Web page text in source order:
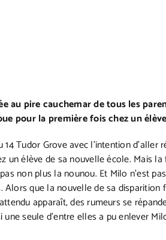
au pire cauchemar de tous les
pour la première fois chez un
Tudor Grove avec l’intention
un élève de sa nouvelle école. Mais
non plus la nounou. Et Milo n’est
que la nouvelle de sa
apparaît, des rumeurs se
seule d’entre elles a pu enlever